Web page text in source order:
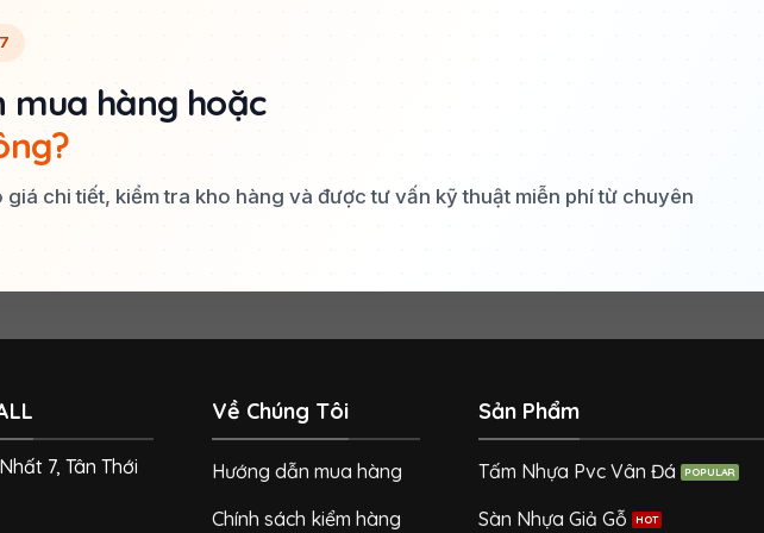
mua hàng hoặc
giá chi tiết, kiểm tra kho hàng và được tư vấn kỹ thuật miễn phí từ chuyên
7, Tân Thới
Về Chúng Tôi
Hướng dẫn mua hàng
Chính sách kiểm hàng
Sản Phẩm
Tấm Nhựa Pvc Vân Đá
Sàn Nhựa Giả Gỗ